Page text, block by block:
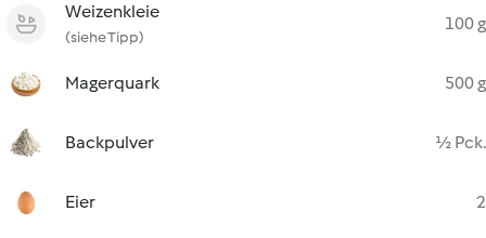
Weizenkleie
(siehe Tipp)
100 g
Magerquark 500 g
Backpulver ½ Pck.
Eier 2